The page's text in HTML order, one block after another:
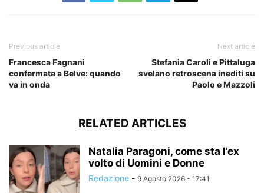
Previous article
Francesca Fagnani
confermata a Belve: quando
va in onda
Next article
Stefania Caroli e Pittaluga
svelano retroscena inediti su
Paolo e Mazzoli
RELATED ARTICLES
Natalia Paragoni, come sta l’ex
volto di Uomini e Donne
Redazione - 9 Agosto 2026 - 17:41